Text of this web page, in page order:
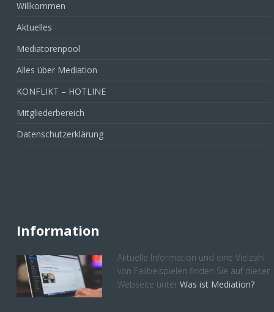
Willkommen
Aktuelles
Mediatorenpool
Alles über Mediation
KONFLIKT – HOTLINE
Mitgliederbereich
Datenschutzerklärung
Information
Aktuelle Information und eine Vielzahl
von Fallbeispielen finden Sie auf dieser
Webseite unter Was ist Mediation?